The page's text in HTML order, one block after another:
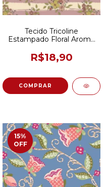
Tecido Tricoline
Estampado Floral Aroma
150CM
R$18,90
15%
OFF